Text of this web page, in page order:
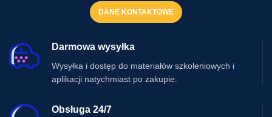
DANE KONTAKTOWE
Darmowa wysyłka
Wysyłka i dostęp do materiałów szkoleniowych i
aplikacji natychmiast po zakupie.
Obsługa 24/7